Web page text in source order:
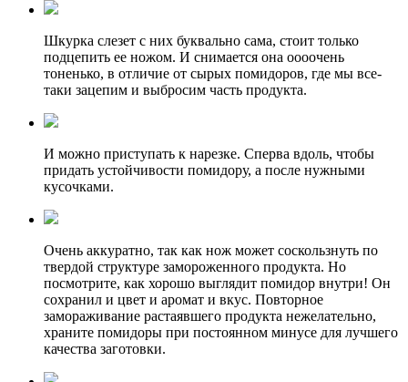
Шкурка слезет с них буквально сама, стоит только
подцепить ее ножом. И снимается она оооочень
тоненько, в отличие от сырых помидоров, где мы все-
таки зацепим и выбросим часть продукта.
И можно приступать к нарезке. Сперва вдоль, чтобы
придать устойчивости помидору, а после нужными
кусочками.
Очень аккуратно, так как нож может соскользнуть по
твердой структуре замороженного продукта. Но
посмотрите, как хорошо выглядит помидор внутри! Он
сохранил и цвет и аромат и вкус. Повторное
замораживание растаявшего продукта нежелательно,
храните помидоры при постоянном минусе для лучшего
качества заготовки.